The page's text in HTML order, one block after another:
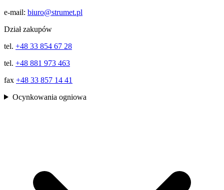
e-mail: biuro@strumet.pl
Dział zakupów
tel. +48 33 854 67 28
tel. +48 881 973 463
fax +48 33 857 14 41
Ocynkowania ogniowa